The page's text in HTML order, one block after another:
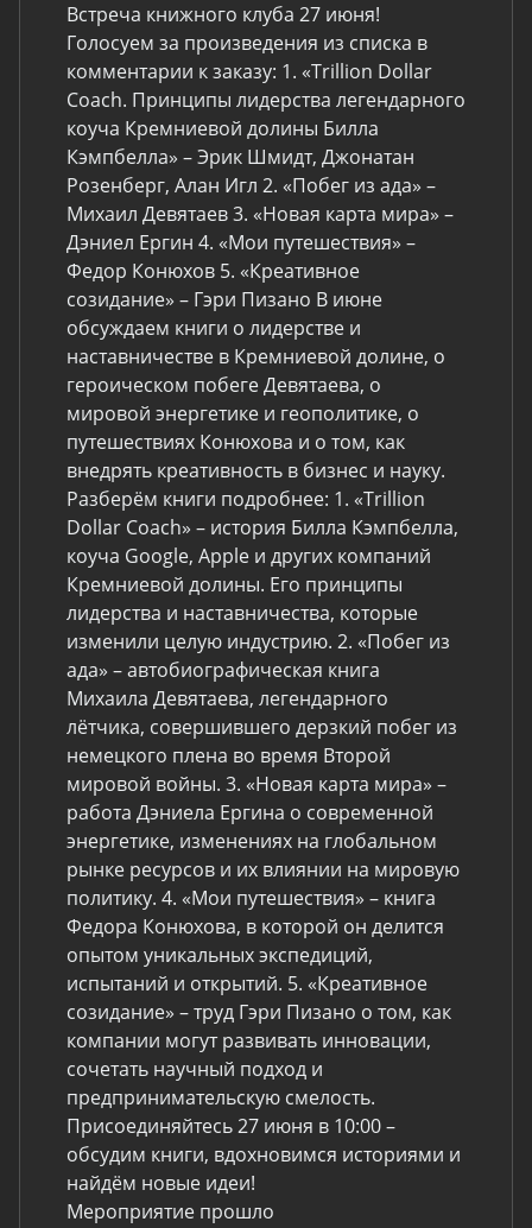
Встреча книжного клуба 27 июня!
Голосуем за произведения из списка в
комментарии к заказу: 1. «Trillion Dollar
Coach. Принципы лидерства легендарного
коуча Кремниевой долины Билла
Кэмпбелла» – Эрик Шмидт, Джонатан
Розенберг, Алан Игл 2. «Побег из ада» –
Михаил Девятаев 3. «Новая карта мира» –
Дэниел Ергин 4. «Мои путешествия» –
Федор Конюхов 5. «Креативное
созидание» – Гэри Пизано В июне
обсуждаем книги о лидерстве и
наставничестве в Кремниевой долине, о
героическом побеге Девятаева, о
мировой энергетике и геополитике, о
путешествиях Конюхова и о том, как
внедрять креативность в бизнес и науку.
Разберём книги подробнее: 1. «Trillion
Dollar Coach» – история Билла Кэмпбелла,
коуча Google, Apple и других компаний
Кремниевой долины. Его принципы
лидерства и наставничества, которые
изменили целую индустрию. 2. «Побег из
ада» – автобиографическая книга
Михаила Девятаева, легендарного
лётчика, совершившего дерзкий побег из
немецкого плена во время Второй
мировой войны. 3. «Новая карта мира» –
работа Дэниела Ергина о современной
энергетике, изменениях на глобальном
рынке ресурсов и их влиянии на мировую
политику. 4. «Мои путешествия» – книга
Федора Конюхова, в которой он делится
опытом уникальных экспедиций,
испытаний и открытий. 5. «Креативное
созидание» – труд Гэри Пизано о том, как
компании могут развивать инновации,
сочетать научный подход и
предпринимательскую смелость.
Присоединяйтесь 27 июня в 10:00 –
обсудим книги, вдохновимся историями и
найдём новые идеи!
Мероприятие прошло